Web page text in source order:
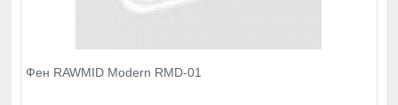
Фен RAWMID Modern RMD-01